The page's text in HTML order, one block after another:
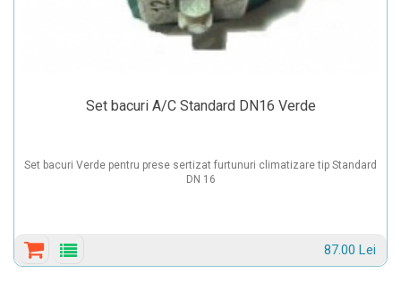
Set bacuri A/C Standard DN16 Verde
Set bacuri Verde pentru prese sertizat furtunuri climatizare tip Standard
DN 16
87.00 Lei